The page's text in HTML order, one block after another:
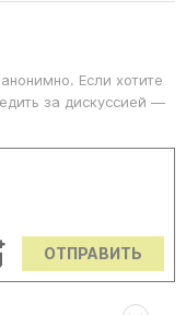
Если хотите
за дискуссией —
ОТПРАВИТЬ